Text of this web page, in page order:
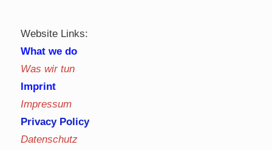
Website Links:
What we do
Was wir tun
Imprint
Impressum
Privacy Policy
Datenschutz